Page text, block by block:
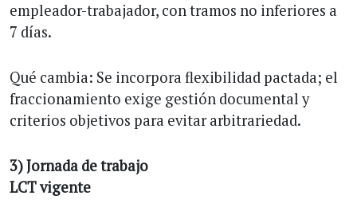
empleador-trabajador, con tramos no inferiores a
7 días.
Qué cambia: Se incorpora flexibilidad pactada; el
fraccionamiento exige gestión documental y
criterios objetivos para evitar arbitrariedad.
3) Jornada de trabajo
LCT vigente